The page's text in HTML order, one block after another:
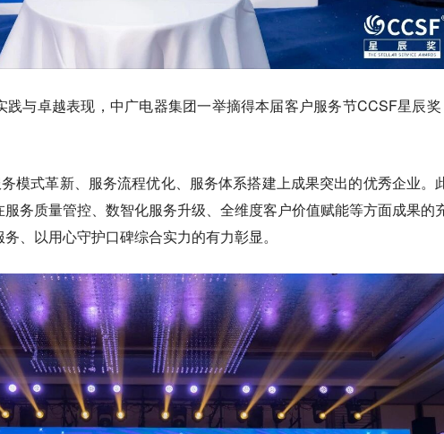
与卓越表现，中广电器集团一举摘得本届客户服务节CCSF星辰奖
模式革新、服务流程优化、服务体系搭建上成果突出的优秀企业。
务质量管控、数智化服务升级、全维度客户价值赋能等方面成果的
、以用心守护口碑综合实力的有力彰显。